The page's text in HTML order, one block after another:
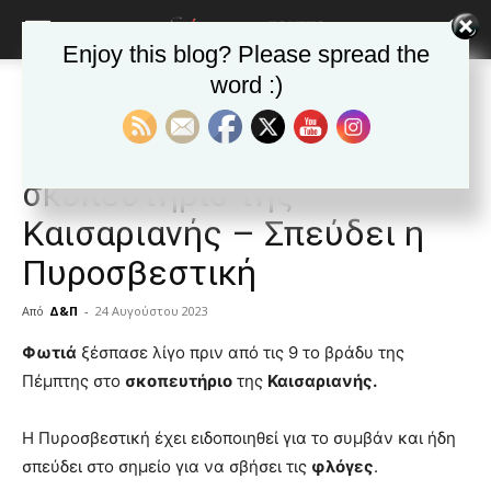
ΕΙΔΗΣΕΙΣ Ελλαδα ΚΑΙΣΑΡΙΑΝΗ Νέα της Καισαριανής
Φωτιά τώρα στο
σκοπευτήριο της
Καισαριανής – Σπεύδει η
Πυροσβεστική
Από Δ&Π - 24 Αυγούστου 2023
blonde
lesbians
very
cam
show.desi
Φωτιά ξέσπασε λίγο πριν από τις 9 το βράδυ της
Πέμπτης στο σκοπευτήριο της Καισαριανής.
Η Πυροσβεστική έχει ειδοποιηθεί για το συμβάν και ήδη
σπεύδει στο σημείο για να σβήσει τις φλόγες.
Enjoy this blog? Please spread the
word :)